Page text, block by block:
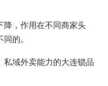
降，作用在不同商家头
的。
私域外卖能力的大连锁品